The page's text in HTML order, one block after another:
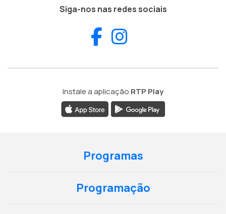
Siga-nos nas redes sociais
Facebook
Instale a aplicação RTP Play
Programas
Programação